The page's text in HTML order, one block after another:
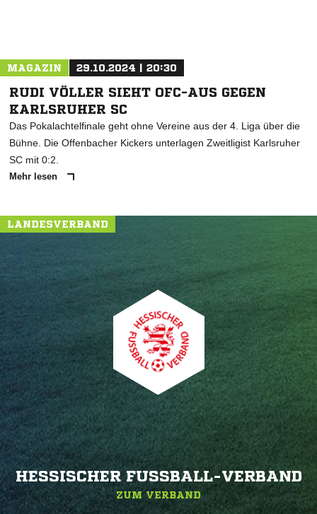
MAGAZIN 29.10.2024 | 20:30
RUDI VÖLLER SIEHT OFC-AUS GEGEN
KARLSRUHER SC
Das Pokalachtelfinale geht ohne Vereine aus der 4. Liga über die
Bühne. Die Offenbacher Kickers unterlagen Zweitligist Karlsruher
SC mit 0:2.
Mehr lesen
LANDESVERBAND
HESSISCHER FUSSBALL-VERBAND
ZUM VERBAND